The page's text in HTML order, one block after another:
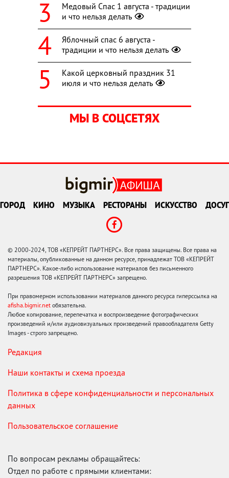
Медовый Спас 1 августа - традиции
и что нельзя делать
Яблочный спас 6 августа -
традиции и что нельзя делать
Какой церковный праздник 31
июля и что нельзя делать
МЫ В СОЦСЕТЯХ
ГОРОД КИНО МУЗЫКА РЕСТОРАНЫ ИСКУССТВО ДОСУГ
© 2000-2024, ТОВ «КЕПРЕЙТ ПАРТНЕРС». Все права защищены. Все права на
материалы, опубликованные на данном ресурсе, принадлежат ТОВ «КЕПРЕЙТ
ПАРТНЕРС». Какое-либо использование материалов без письменного
разрешения ТОВ «КЕПРЕЙТ ПАРТНЕРС» запрещено.
При правомерном использовании материалов данного ресурса гиперссылка на
afisha.bigmir.net обязательна.
Любое копирование, перепечатка и воспроизведение фотографических
произведений и/или аудиовизуальных произведений правообладателя Getty
Images - строго запрещено.
Редакция
Наши контакты и схема проезда
Политика в сфере конфиденциальности и персональных
данных
Пользовательское соглашение
По вопросам рекламы обращайтесь:
Отдел по работе с прямыми клиентами: